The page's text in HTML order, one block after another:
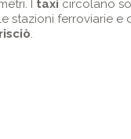
I taxi circolano
stazioni ferroviarie e
risciò